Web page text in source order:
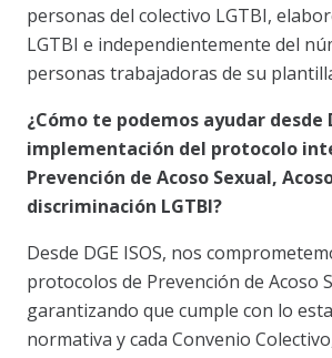
personas del colectivo LGTBI,
LGTBI e independientemente del
personas trabajadoras de su
¿Cómo te podemos ayudar desde
implementación del protocolo
Prevención de Acoso Sexual,
discriminación LGTBI?
Desde DGE ISOS, nos
protocolos de Prevención de Acoso
garantizando que cumple con lo
normativa y cada Convenio